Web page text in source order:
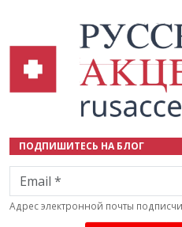
ПОДПИШИТЕСЬ НА БЛОГ
Email
Адрес электронной почты